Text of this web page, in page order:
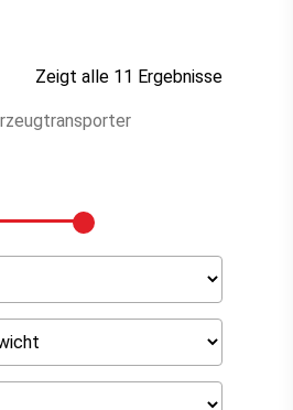
Zeigt alle 11 Ergebnisse